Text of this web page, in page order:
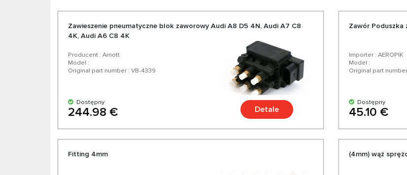
Zawieszenie pneumatyczne blok zaworowy Audi A8 D5 4N, Audi А7 C8
4K, Audi А6 C8 4K
Producent : Arnott
Model :
Original part number : VB-4339
Dostępny
244.98 € Detale
Zawór Poduszka
Importer : AEROPIK
Model :
Original part
Dostępny
45.10 €
Fitting 4mm (4mm) wąż